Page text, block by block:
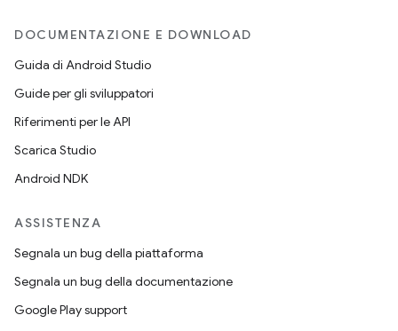
DOCUMENTAZIONE E DOWNLOAD
Guida di Android Studio
Guide per gli sviluppatori
Riferimenti per le API
Scarica Studio
Android NDK
ASSISTENZA
Segnala un bug della piattaforma
Segnala un bug della documentazione
Google Play support